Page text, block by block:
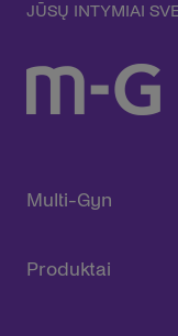
JŪSŲ INTYMIAI
Multi-Gyn
Produktai